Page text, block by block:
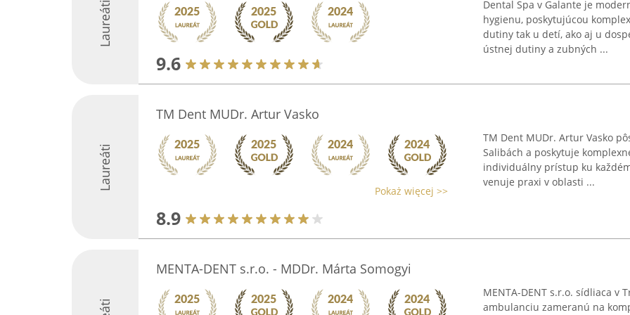
Laureáti
9.6
Dental Spa v Galante je
hygienu, poskytujúcou
dutiny tak u detí, ako aj u
ústnej dutiny a zubných ...
Laureáti
TM Dent MUDr. Artur Vasko
Pokaż więcej >>
8.9
TM Dent MUDr. Artur Vasko
Salibách a poskytuje
individuálny prístup ku
venuje praxi v oblasti ...
MENTA-DENT s.r.o. - MDDr. Márta Somogyi
MENTA-DENT s.r.o. sídliaca
ambulanciu zameranú na